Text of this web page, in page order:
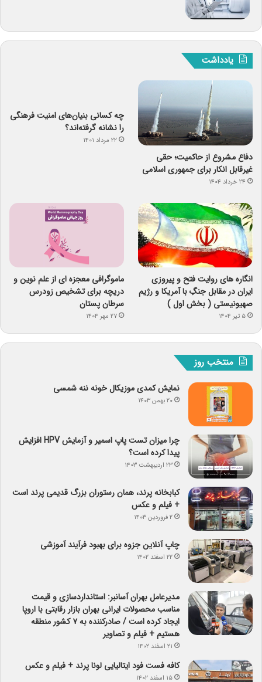
یادداشت
دفاع مشروع از حاکمیت؛ حقی
غیرقابل انکار برای جمهوری اسلامی
۲۴ خرداد ۱۴۰۴
چه کسانی بنیان‌های امنیت فرهنگی
را نشانه گرفته‌اند؟
۲۲ مرداد ۱۴۰۱
انگاره های روایت فتح و پیروزی
ایران در مقابل جنگِ با آمریکا و رژیم
صهیونیستی ( بخش اول )
۵ تیر ۱۴۰۴
ماموگرافی معجزه ای از علم نوین و
دریچه برای تشخیص زودرس
سرطان پستان
۲۷ مهر ۱۴۰۴
منتخب روز
نمایش کمدی موزیکال خونه ننه شمسی
۲۰ بهمن ۱۴۰۳
چرا میزان تست پاپ اسمیر و آزمایش HPV افزایش
پیدا کرده است؟
۲۳ اردیبهشت ۱۴۰۳
کبابخانه پرند، همان رستوران بزرگ قدیمی پرند است
+ فیلم و عکس
۲ فروردین ۱۴۰۳
چاپ آنلاین جزوه برای بهبود فرآیند آموزشی
۲۲ اسفند ۱۴۰۲
مدیرعامل بهران آسانبر: استانداردسازی و قیمت
مناسب محصولات ایرانی بهران بازار رقابتی با اروپا
ایجاد کرده است / صادرکننده به ۷ کشور منطقه
هستیم + فیلم و تصاویر
۲۱ اسفند ۱۴۰۲
کافه فست فود ایتالیایی لونا پرند + فیلم و عکس
۱۵ اسفند ۱۴۰۲